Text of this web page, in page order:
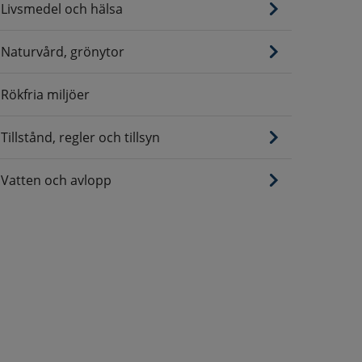
Livsmedel och hälsa
Naturvård, grönytor
Rökfria miljöer
Tillstånd, regler och tillsyn
Vatten och avlopp